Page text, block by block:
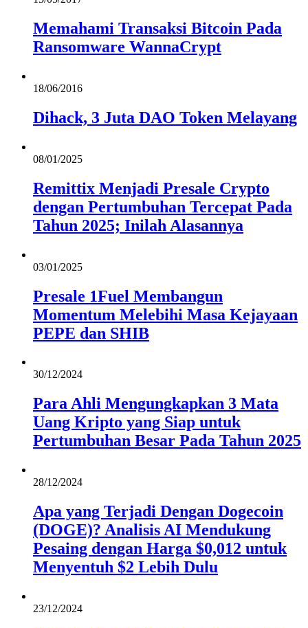
Memahami Transaksi Bitcoin Pada
Ransomware WannaCrypt
18/06/2016
Dihack, 3 Juta DAO Token Melayang
08/01/2025
Remittix Menjadi Presale Crypto
dengan Pertumbuhan Tercepat Pada
Tahun 2025; Inilah Alasannya
03/01/2025
Presale 1Fuel Membangun
Momentum Melebihi Masa Kejayaan
PEPE dan SHIB
30/12/2024
Para Ahli Mengungkapkan 3 Mata
Uang Kripto yang Siap untuk
Pertumbuhan Besar Pada Tahun 2025
28/12/2024
Apa yang Terjadi Dengan Dogecoin
(DOGE)? Analisis AI Mendukung
Pesaing dengan Harga $0,012 untuk
Menyentuh $2 Lebih Dulu
23/12/2024